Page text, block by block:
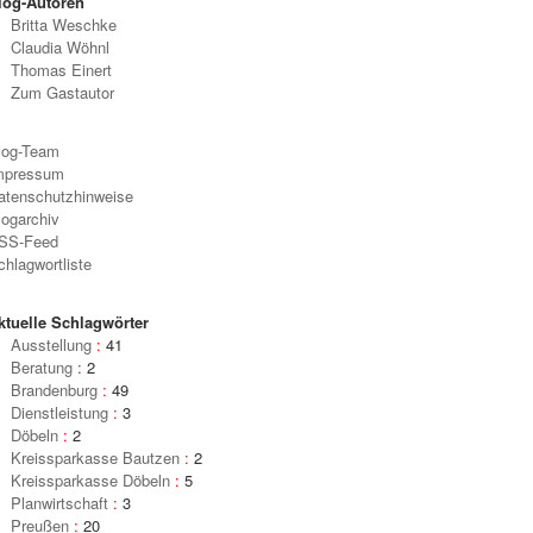
Britta Weschke
Claudia Wöhnl
Thomas Einert
Zum Gastautor
Team
Feed
Schlagwörter
Ausstellung: 41
Beratung: 2
Brandenburg: 49
Dienstleistung: 3
Döbeln: 2
Kreissparkasse Bautzen: 2
Kreissparkasse Döbeln: 5
Planwirtschaft: 3
Preußen: 20